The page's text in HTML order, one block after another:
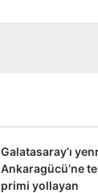
Galatasaray’ı
Ankaragücü’ne
primi yollayan